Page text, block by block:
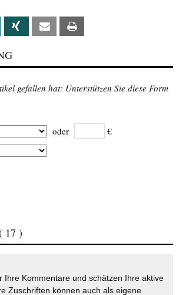
Linkedin Xing Email
gefallen hat: Unterstützen Sie diese Form
oder
€
17 )
Ihre Kommentare und schätzen Ihre aktive
Zuschriften können auch als eigene